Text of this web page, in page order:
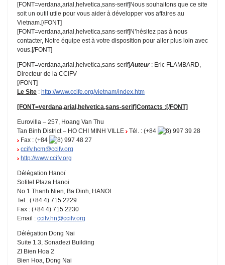
[FONT=verdana,arial,helvetica,sans-serif]Nous souhaitons que ce site
soit un outil utile pour vous aider à développer vos affaires au
Vietnam.[/FONT]
[FONT=verdana,arial,helvetica,sans-serif]N’hésitez pas à nous
contacter, Notre équipe est à votre disposition pour aller plus loin avec
vous.[/FONT]
[FONT=verdana,arial,helvetica,sans-serif]Auteur : Eric FLAMBARD,
Directeur de la CCIFV
[/FONT]
Le Site : http://www.ccife.org/vietnam/index.htm
[FONT=verdana,arial,helvetica,sans-serif]Contacts :[/FONT]
Eurovilla – 257, Hoang Van Thu
Tan Binh District – HO CHI MINH VILLE
Tél. : (+84
997 39 28
Fax : (+84
997 48 27
ccifv.hcm@ccifv.org
http://www.ccifv.org
Délégation Hanoï
Sofitel Plaza Hanoi
No 1 Thanh Nien, Ba Dinh, HANOI
Tel : (+84 4) 715 2229
Fax : (+84 4) 715 2230
Email : ccifv.hn@ccifv.org
Délégation Dong Nai
Suite 1.3, Sonadezi Building
ZI Bien Hoa 2
Bien Hoa, Dong Nai